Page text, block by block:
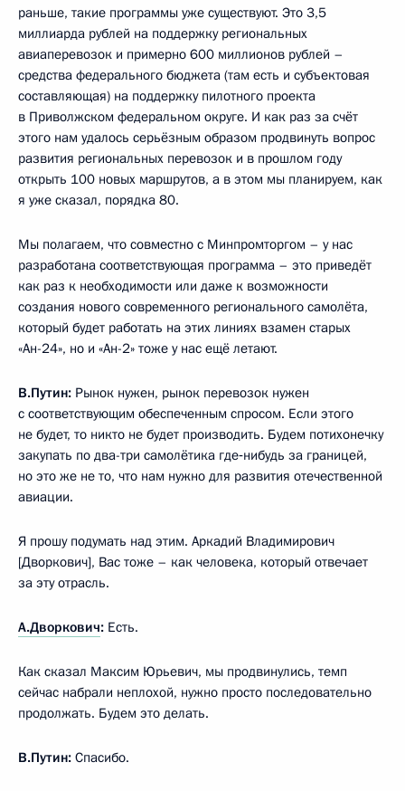
раньше, такие программы уже существуют. Это 3,5
миллиарда рублей на поддержку региональных
авиаперевозок и примерно 600 миллионов рублей –
средства федерального бюджета (там есть и субъектовая
составляющая) на поддержку пилотного проекта
в Приволжском федеральном округе. И как раз за счёт
этого нам удалось серьёзным образом продвинуть вопрос
развития региональных перевозок и в прошлом году
открыть 100 новых маршрутов, а в этом мы планируем, как
я уже сказал, порядка 80.
Мы полагаем, что совместно с Минпромторгом – у нас
разработана соответствующая программа – это приведёт
как раз к необходимости или даже к возможности
создания нового современного регионального самолёта,
который будет работать на этих линиях взамен старых
«Ан-24», но и «Ан-2» тоже у нас ещё летают.
В.Путин: Рынок нужен, рынок перевозок нужен
с соответствующим обеспеченным спросом. Если этого
не будет, то никто не будет производить. Будем потихонечку
закупать по два-три самолётика где‑нибудь за границей,
но это же не то, что нам нужно для развития отечественной
авиации.
Я прошу подумать над этим. Аркадий Владимирович
[Дворкович], Вас тоже – как человека, который отвечает
за эту отрасль.
А.Дворкович: Есть.
Как сказал Максим Юрьевич, мы продвинулись, темп
сейчас набрали неплохой, нужно просто последовательно
продолжать. Будем это делать.
В.Путин: Спасибо.